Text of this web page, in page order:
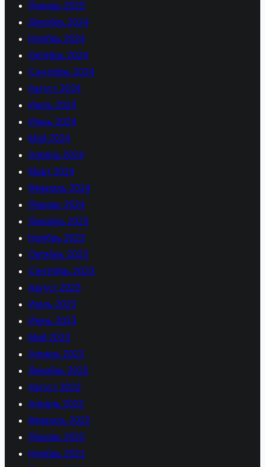
Январь 2025
Декабрь 2024
Ноябрь 2024
Октябрь 2024
Сентябрь 2024
Август 2024
Июль 2024
Июнь 2024
Май 2024
Апрель 2024
Март 2024
Февраль 2024
Январь 2024
Декабрь 2023
Ноябрь 2023
Октябрь 2023
Сентябрь 2023
Август 2023
Июль 2023
Июнь 2023
Май 2023
Апрель 2023
Декабрь 2022
Август 2022
Апрель 2022
Февраль 2022
Январь 2022
Ноябрь 2021